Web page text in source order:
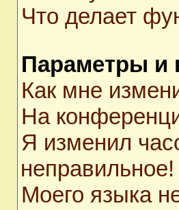
Что делает
Параметры и
Как мне
На
Я изменил
неправильное!
Моего языка